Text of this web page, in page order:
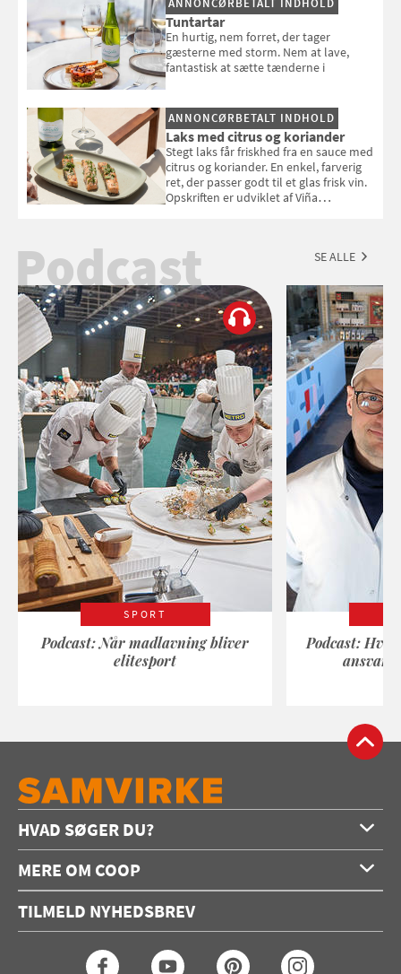
Louisa Lorangs kogebog "Salat".
ANNONCØRBETALT INDHOLD
Tuntartar
En hurtig, nem forret, der tager
gæsterne med storm. Nem at lave,
fantastisk at sætte tænderne i
ANNONCØRBETALT INDHOLD
Laks med citrus og koriander
Stegt laks får friskhed fra en sauce med
citrus og koriander. En enkel, farverig
ret, der passer godt til et glas frisk vin.
Opskriften er udviklet af Viña
Podcast SE ALLE
SPORT
Podcast: Når madlavning bliver
elitesport
Podcast:
HVAD SØGER DU?
Opskrifter
Konkurrencer
MERE OM COOP
Annoncering
Coop medlem
TILMELD NYHEDSBREV